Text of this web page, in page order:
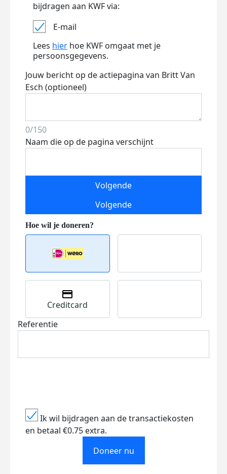
bijdragen aan KWF via:
E-mail
Lees hier hoe KWF omgaat met je
persoonsgegevens.
Jouw bericht op de actiepagina van Britt Van
Esch (optioneel)
0/150
Naam die op de pagina verschijnt
Volgende
Volgende
Creditcard
Referentie
Ik wil bijdragen aan de transactiekosten
en betaal €0.75 extra.
Doneer nu